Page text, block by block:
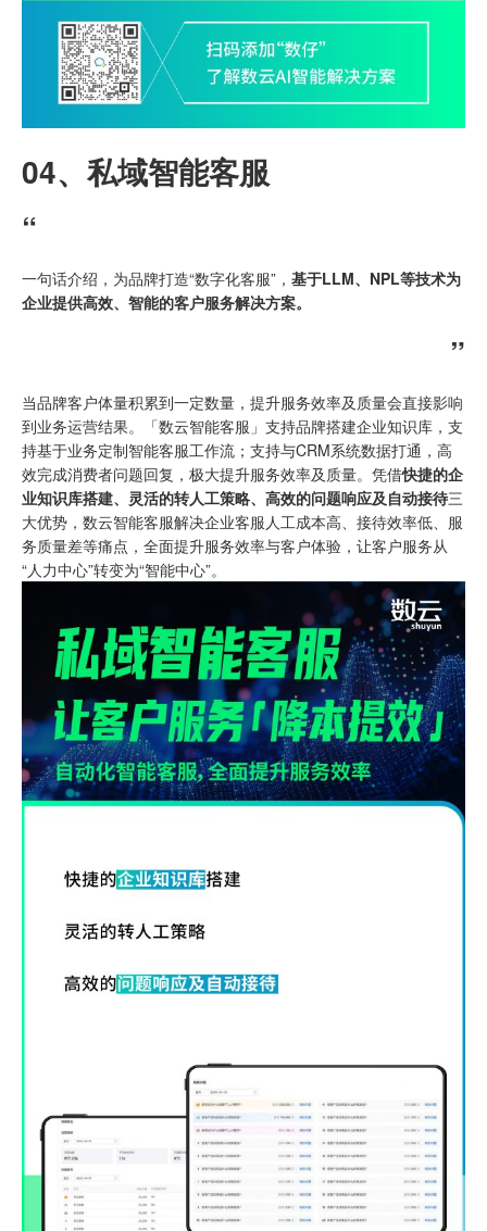
04、 私域智能客服
“
一句话介绍，为品牌打造“数字化客服”， 基于LLM、NPL等技术为
企业提供高效、智能的客户服务解决方案。
”
当品牌客户体量积累到一定数量，提升服务效率及质量会直接影响
到业务运营结果。「数云智能客服」支持品牌搭建企业知识库 ，支
持基于业务定制智能客服工作流；支持与CRM系统数据打通，高
效完成消费者问题回复，极大提升服务效率及质量。凭借快捷的企
业知识库搭建、灵活的转人工策略、高效的问题响应及自动接待三
大优势，数云智能客服解决企业客服人工成本高、接待效率低、服
务质量差等痛点，全面提升服务效率与客户体验，让客户服务从
“人力中心”转变为“智能中心”。